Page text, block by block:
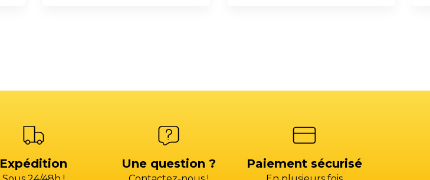
Expédition Une question ? Paiement sécurisé